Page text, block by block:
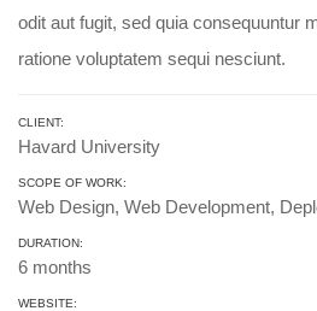
odit aut fugit, sed quia consequuntur
ratione voluptatem sequi nesciunt.
CLIENT:
Havard University
SCOPE OF WORK:
Web Design, Web Development,
DURATION:
6 months
WEBSITE: